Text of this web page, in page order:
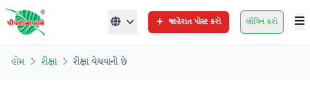
જાહેરાત પોસ્ટ કરો લૉગિન કરો
હોમ રીક્ષા રીક્ષા વેચવાની છે